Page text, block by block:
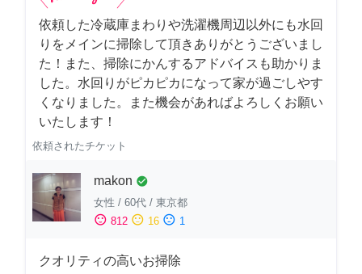
依頼した冷蔵庫まわりや洗濯機周辺以外にも水回
りをメインに掃除して頂きありがとうございまし
た！また、掃除にかんするアドバイスも助かりま
した。水回りがピカピカになって家が過ごしやす
くなりました。また機会があればよろしくお願い
いたします！
依頼されたチケット
makon check_circle
女性 / 60代 / 東京都
sentiment_satisfied 812 sentiment_neutral 16 sentiment_dissatisfied 1
クオリティの高いお掃除